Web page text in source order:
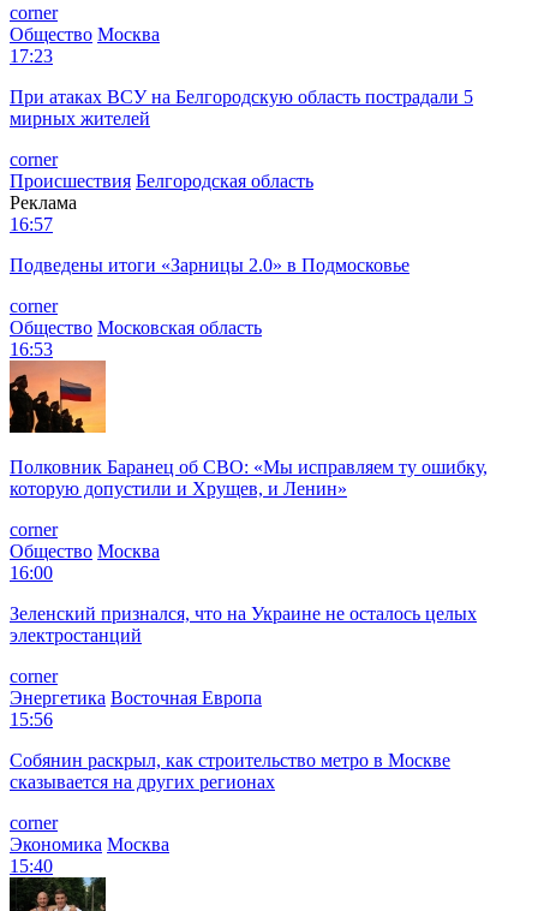
corner
Общество Москва
17:23
При атаках ВСУ на Белгородскую область пострадали 5
мирных жителей
corner
Происшествия Белгородская область
Реклама
16:57
Подведены итоги «Зарницы 2.0» в Подмосковье
corner
Общество Московская область
16:53
Полковник Баранец об СВО: «Мы исправляем ту ошибку,
которую допустили и Хрущев, и Ленин»
corner
Общество Москва
16:00
Зеленский признался, что на Украине не осталось целых
электростанций
corner
Энергетика Восточная Европа
15:56
Собянин раскрыл, как строительство метро в Москве
сказывается на других регионах
corner
Экономика Москва
15:40